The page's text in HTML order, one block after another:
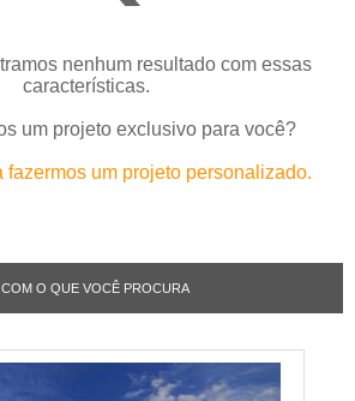
nenhum resultado com essas
características.
um projeto exclusivo para você?
fazermos um projeto personalizado.
O QUE VOCÊ PROCURA